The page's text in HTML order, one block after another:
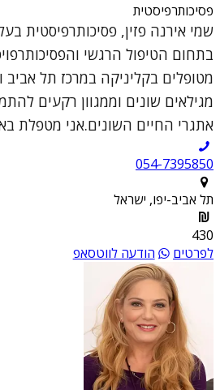
פסיכותרפיסטית
שמי אירנה פזין, פסיכותרפיסטית
בתחום הטיפול הרגשי
מטופלים בקליניקה במרכז תל אביב
מגילאים שונים וממגוון רקעים
אתגרי החיים השונים.אני מטפלת
054-7395850
תל אביב-יפו, ישראל
430
לפרטים
הודעה לווטסאפ